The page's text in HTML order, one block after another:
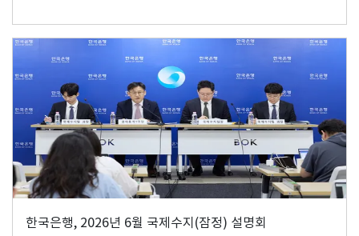
한국은행, 2026년 6월 국제수지(잠정) 설명회